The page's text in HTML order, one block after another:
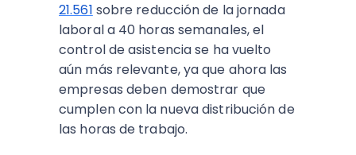
21.561 sobre reducción de la jornada
laboral a 40 horas semanales, el
control de asistencia se ha vuelto
aún más relevante, ya que ahora las
empresas deben demostrar que
cumplen con la nueva distribución de
las horas de trabajo.